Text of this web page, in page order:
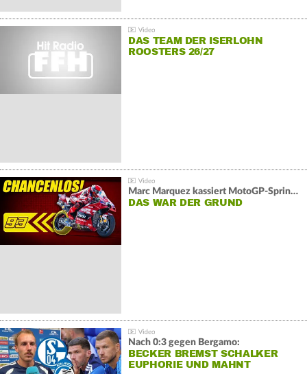
DAS TEAM DER ISERLOHN
ROOSTERS 26/27
Marc Marquez kassiert MotoGP-Sprint-Schlappe:
DAS WAR DER GRUND
Nach 0:3 gegen Bergamo:
BECKER BREMST SCHALKER
EUPHORIE UND MAHNT